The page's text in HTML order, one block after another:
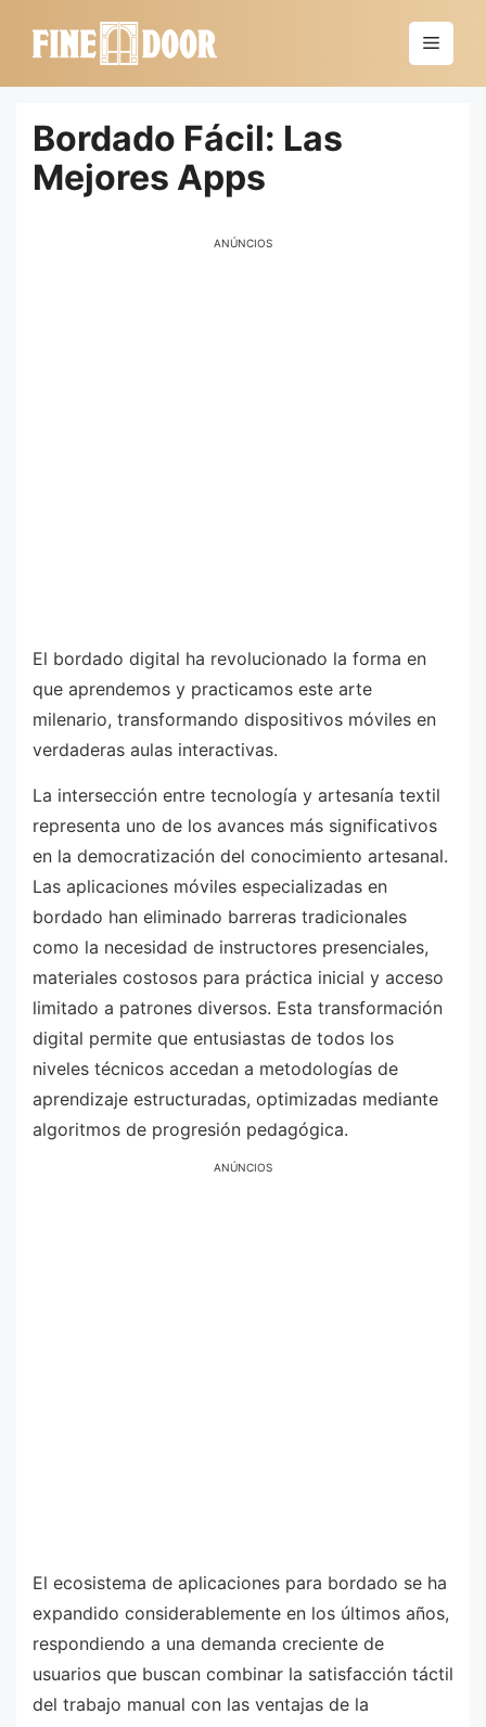
Menú
Bordado Fácil: Las
Mejores Apps
ANÚNCIOS
El bordado digital ha revolucionado la forma en
que aprendemos y practicamos este arte
milenario, transformando dispositivos móviles en
verdaderas aulas interactivas.
La intersección entre tecnología y artesanía textil
representa uno de los avances más significativos
en la democratización del conocimiento artesanal.
Las aplicaciones móviles especializadas en
bordado han eliminado barreras tradicionales
como la necesidad de instructores presenciales,
materiales costosos para práctica inicial y acceso
limitado a patrones diversos. Esta transformación
digital permite que entusiastas de todos los
niveles técnicos accedan a metodologías de
aprendizaje estructuradas, optimizadas mediante
algoritmos de progresión pedagógica.
ANÚNCIOS
El ecosistema de aplicaciones para bordado se ha
expandido considerablemente en los últimos años,
respondiendo a una demanda creciente de
usuarios que buscan combinar la satisfacción táctil
del trabajo manual con las ventajas de la